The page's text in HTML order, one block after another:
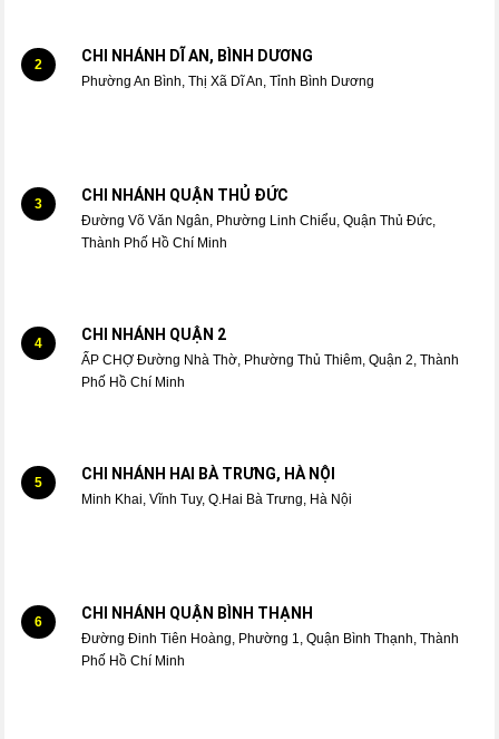
2 CHI NHÁNH DĨ AN, BÌNH DƯƠNG
Phường An Bình, Thị Xã Dĩ An, Tỉnh Bình Dương
3 CHI NHÁNH QUẬN THỦ ĐỨC
Đường Võ Văn Ngân, Phường Linh Chiểu, Quận Thủ Đức,
Thành Phố Hồ Chí Minh
4 CHI NHÁNH QUẬN 2
ẤP CHỢ Đường Nhà Thờ, Phường Thủ Thiêm, Quận 2, Thành
Phố Hồ Chí Minh
5 CHI NHÁNH HAI BÀ TRƯNG, HÀ NỘI
Minh Khai, Vĩnh Tuy, Q.Hai Bà Trưng, Hà Nội
6 CHI NHÁNH QUẬN BÌNH THẠNH
Đường Đinh Tiên Hoàng, Phường 1, Quận Bình Thạnh, Thành
Phố Hồ Chí Minh